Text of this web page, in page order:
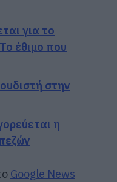
για το
έθιμο που
στην
η
Google News